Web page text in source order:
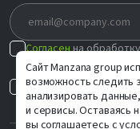
Сайт Manzana group
возможность следить
анализировать
и сервисы. Оставаясь
вы соглашаетесь с
Согласенна
в соответствии с
Согласен на